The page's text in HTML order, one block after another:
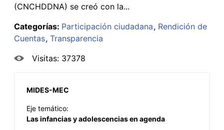
(CNCHDDNA) se creó con la...
Categorías: Participación ciudadana Rendición de
Cuentas Transparencia
Visitas: 37378
MIDES-MEC
Eje temático:
Las infancias y adolescencias en agenda